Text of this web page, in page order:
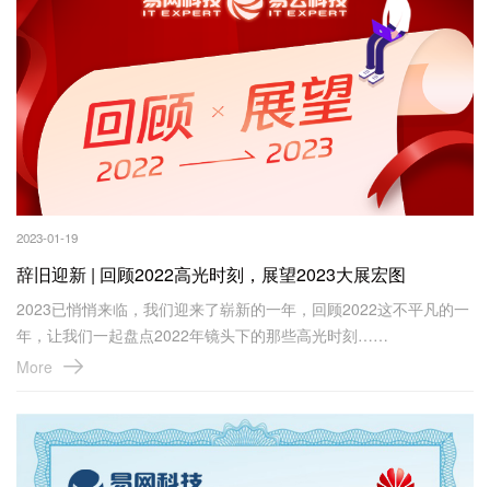
2023-01-19
辞旧迎新 | 回顾2022高光时刻，展望2023大展宏图
2023已悄悄来临，我们迎来了崭新的一年，回顾2022这不平凡的一
年，让我们一起盘点2022年镜头下的那些高光时刻……
More